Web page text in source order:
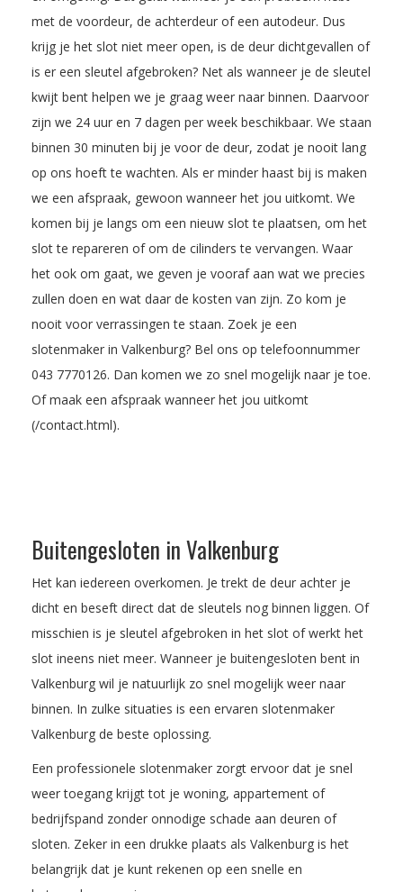
met de voordeur, de achterdeur of een autodeur. Dus
krijg je het slot niet meer open, is de deur dichtgevallen of
is er een sleutel afgebroken? Net als wanneer je de sleutel
kwijt bent helpen we je graag weer naar binnen. Daarvoor
zijn we 24 uur en 7 dagen per week beschikbaar. We staan
binnen 30 minuten bij je voor de deur, zodat je nooit lang
op ons hoeft te wachten. Als er minder haast bij is maken
we een afspraak, gewoon wanneer het jou uitkomt. We
komen bij je langs om een nieuw slot te plaatsen, om het
slot te repareren of om de cilinders te vervangen. Waar
het ook om gaat, we geven je vooraf aan wat we precies
zullen doen en wat daar de kosten van zijn. Zo kom je
nooit voor verrassingen te staan. Zoek je een
slotenmaker in Valkenburg? Bel ons op telefoonnummer
043 7770126. Dan komen we zo snel mogelijk naar je toe.
Of maak een afspraak wanneer het jou uitkomt
(/contact.html).
Buitengesloten in Valkenburg
Het kan iedereen overkomen. Je trekt de deur achter je
dicht en beseft direct dat de sleutels nog binnen liggen. Of
misschien is je sleutel afgebroken in het slot of werkt het
slot ineens niet meer. Wanneer je buitengesloten bent in
Valkenburg wil je natuurlijk zo snel mogelijk weer naar
binnen. In zulke situaties is een ervaren slotenmaker
Valkenburg de beste oplossing.
Een professionele slotenmaker zorgt ervoor dat je snel
weer toegang krijgt tot je woning, appartement of
bedrijfspand zonder onnodige schade aan deuren of
sloten. Zeker in een drukke plaats als Valkenburg is het
belangrijk dat je kunt rekenen op een snelle en